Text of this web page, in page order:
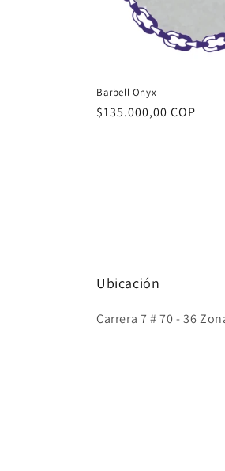
Barbell Onyx
Precio
$135.000,00 COP
Ubicación
Carrera 7 # 70 - 36